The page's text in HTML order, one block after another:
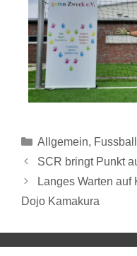
Allgemein, Fussball
SCR bringt Punkt
Langes Warten
Dojo Kamakura